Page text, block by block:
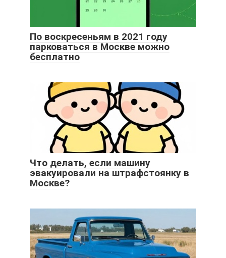
По воскресеньям в 2021 году
парковаться в Москве можно
бесплатно
Что делать, если машину
эвакуировали на штрафстоянку в
Москве?